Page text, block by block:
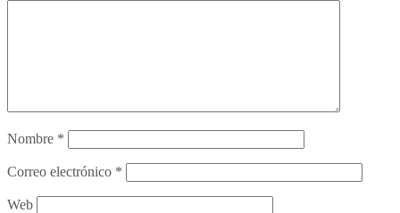
Nombre *
Correo electrónico *
Web